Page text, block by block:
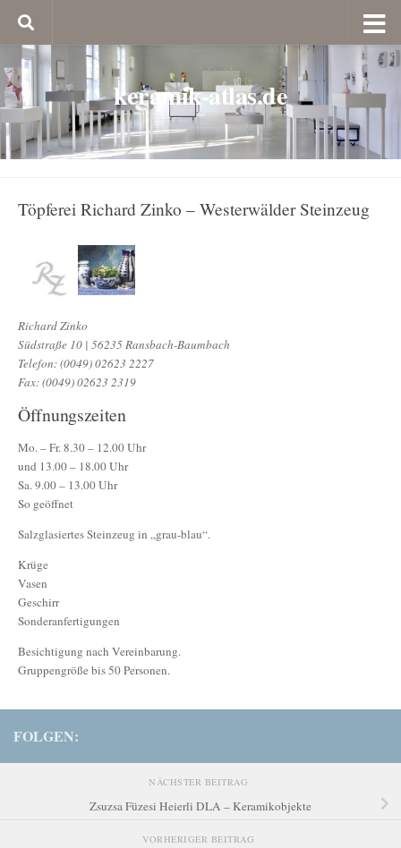
keramik-atlas.de
Töpferei Richard Zinko – Westerwälder Steinzeug
Richard Zinko
Südstraße 10 | 56235 Ransbach-Baumbach
Telefon: (0049) 02623 2227
Fax: (0049) 02623 2319
Öffnungszeiten
Mo. – Fr. 8.30 – 12.00 Uhr
und 13.00 – 18.00 Uhr
Sa. 9.00 – 13.00 Uhr
So geöffnet
Salzglasiertes Steinzeug in „grau-blau“.
Krüge
Vasen
Geschirr
Sonderanfertigungen
Besichtigung nach Vereinbarung.
Gruppengröße bis 50 Personen.
FOLGEN:
NÄCHSTER BEITRAG
Zsuzsa Füzesi Heierli DLA – Keramikobjekte
VORHERIGER BEITRAG